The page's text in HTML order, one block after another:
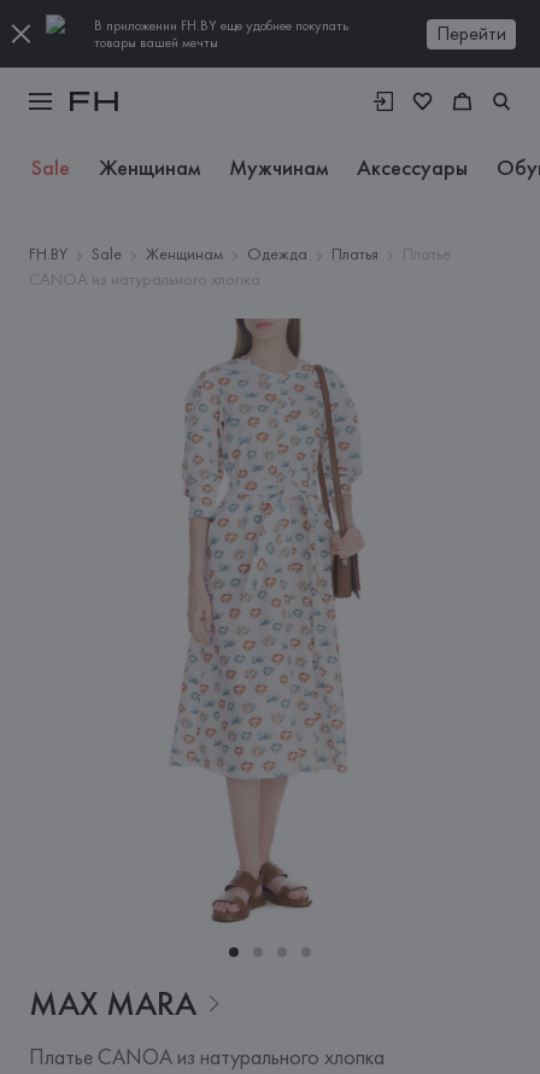
В приложении FH.BY еще удобнее покупать
товары вашей мечты
Перейти
Sale Женщинам Мужчинам Аксессуары
FH.BY Sale Женщинам Одежда Платья
Платье
CANOA из натурального хлопка
MAX MARA
Платье CANOA из натурального хлопка